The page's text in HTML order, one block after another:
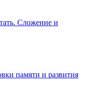
Сложение и
памяти и развития